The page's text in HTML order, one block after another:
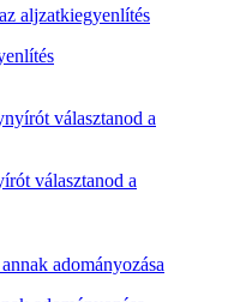
választanod a